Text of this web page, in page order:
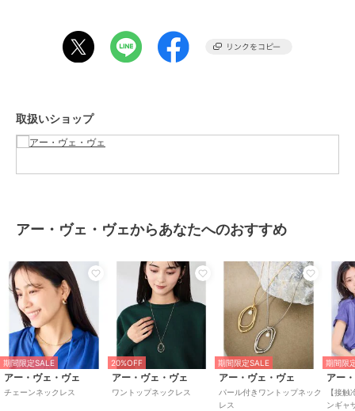
ブランド アー・ヴェ・ヴェ
性別タイプ
／ネックレス・ペンダント
サイズ M
商品のお取り扱い方法
原産国 韓国
取扱いショップ
アー・ヴェ・ヴェからあなたへのおすすめ
期間限定SALE
アー・ヴェ・ヴェ
チェーンネックレス
20%OFF
アー・ヴェ・ヴェ
ワントップネックレス
期間限定SALE
アー・ヴェ・ヴェ
パール付きワントップネック
レス
期間限
アー
【接
ンギャ